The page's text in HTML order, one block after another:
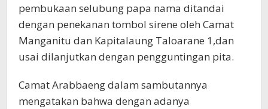
pembukaan selubung papa nama ditandai
dengan penekanan tombol sirene oleh Camat
Manganitu dan Kapitalaung Taloarane 1,dan
usai dilanjutkan dengan pengguntingan pita.
Camat Arabbaeng dalam sambutannya
mengatakan bahwa dengan adanya